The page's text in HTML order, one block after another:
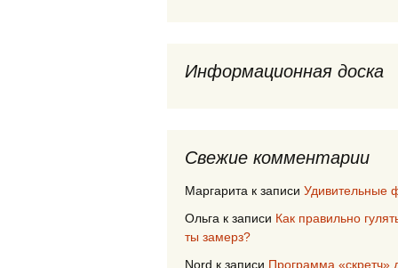
Информационная доска
Свежие комментарии
Маргарита к записи Удивительные
Ольга к записи Как правильно
ты замерз?
Nord к записи Программа «скретч»